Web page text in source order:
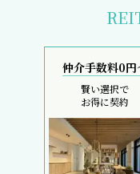
仲介手数料0円
賢い選択で
お得に契約